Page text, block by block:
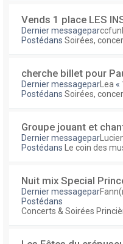
Vends 1 place LES
Dernier messagepar
Postédans Soirées,
cherche billet pour
Dernier messagepar Lea «
Postédans Soirées,
Groupe jouant et
Dernier messagepar
Postédans
Le coin des
Nuit mix Special
Dernier messagepar
Postédans
Concerts & Soirées